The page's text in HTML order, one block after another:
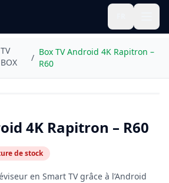
TV
BOX
/
Box TV Android 4K Rapitron –
R60
Agrandir
4K Rapitron – R60
de stock
en Smart TV grâce à l’Android